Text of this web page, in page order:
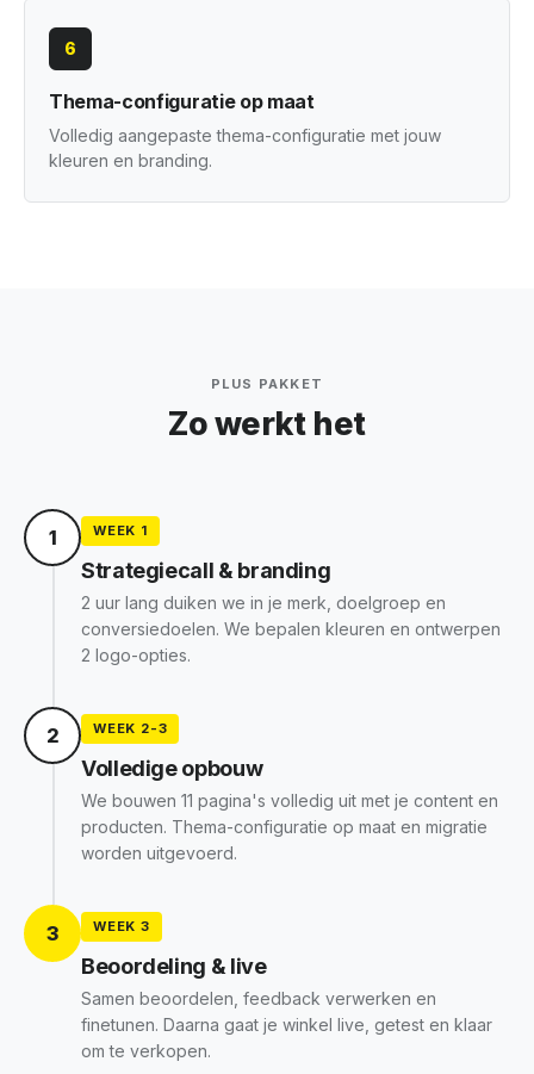
6
Thema-configuratie op maat
Volledig aangepaste thema-configuratie met jouw
kleuren en branding.
PLUS PAKKET
Zo werkt het
1 WEEK 1
Strategiecall & branding
2 uur lang duiken we in je merk, doelgroep en
conversiedoelen. We bepalen kleuren en ontwerpen
2 logo-opties.
2 WEEK 2-3
Volledige opbouw
We bouwen 11 pagina's volledig uit met je content en
producten. Thema-configuratie op maat en migratie
worden uitgevoerd.
3 WEEK 3
Beoordeling & live
Samen beoordelen, feedback verwerken en
finetunen. Daarna gaat je winkel live, getest en klaar
om te verkopen.